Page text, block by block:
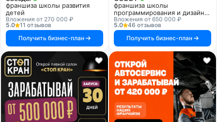
франшиза школы развития
детей
Вложения от 270 000 ₽
5.0
11 отзывов
Получить бизнес-план
франшиза школы
программирования и дизайна
для детей
Вложения от 650 000 ₽
5.0
46 отзывов
Получить бизнес-план